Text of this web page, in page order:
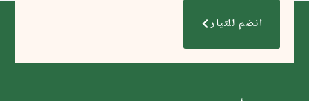
انضم للتيار